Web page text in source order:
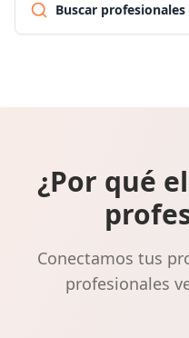
Buscar
¿Por qué
Conectamos tus
profesionales